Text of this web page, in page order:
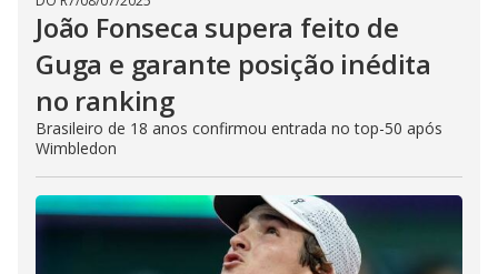
João Fonseca supera feito de
Guga e garante posição inédita
no ranking
Brasileiro de 18 anos confirmou entrada no top-50 após
Wimbledon